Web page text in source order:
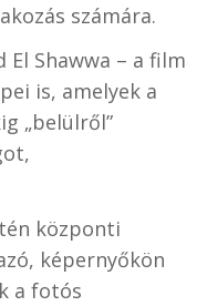
számára.
El Shawwa – a film
is, amelyek a
„belülről”
központi
képernyőkön
a fotós